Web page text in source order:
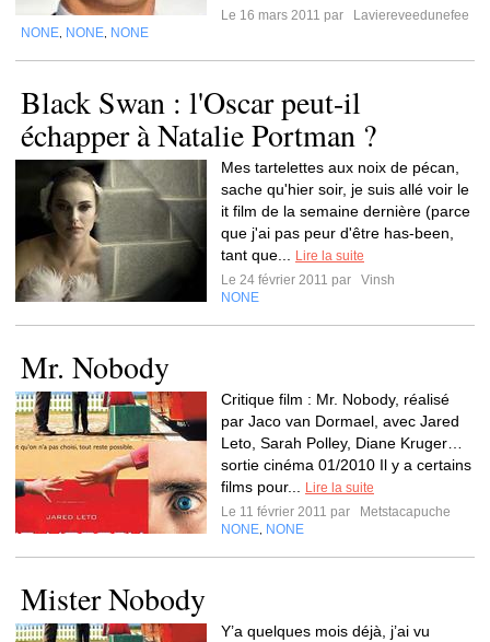
Le 16 mars 2011 par
Laviereveedunefee
NONE NONE NONE
Black Swan : l'Oscar peut-il
échapper à Natalie Portman ?
Mes tartelettes aux noix de pécan,
sache qu'hier soir, je suis allé voir le
it film de la semaine dernière (parce
que j'ai pas peur d'être has-been,
tant que...
Lire la suite
Le 24 février 2011 par
Vinsh
NONE
Mr. Nobody
Critique film : Mr. Nobody, réalisé
par Jaco van Dormael, avec Jared
Leto, Sarah Polley, Diane Kruger…
sortie cinéma 01/2010 Il y a certains
films pour...
Lire la suite
Le 11 février 2011 par
Metstacapuche
NONE NONE
Mister Nobody
Y’a quelques mois déjà, j’ai vu